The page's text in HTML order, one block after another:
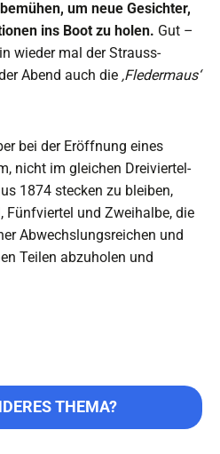
um neue Gesichter,
ins Boot zu holen. Gut –
wieder mal der Strauss-
Abend auch die ‚Fledermaus‘
bei der Eröffnung eines
nicht im gleichen Dreiviertel-
1874 stecken zu bleiben,
Fünfviertel und Zweihalbe, die
Abwechslungsreichen und
Teilen abzuholen und
THEMA?